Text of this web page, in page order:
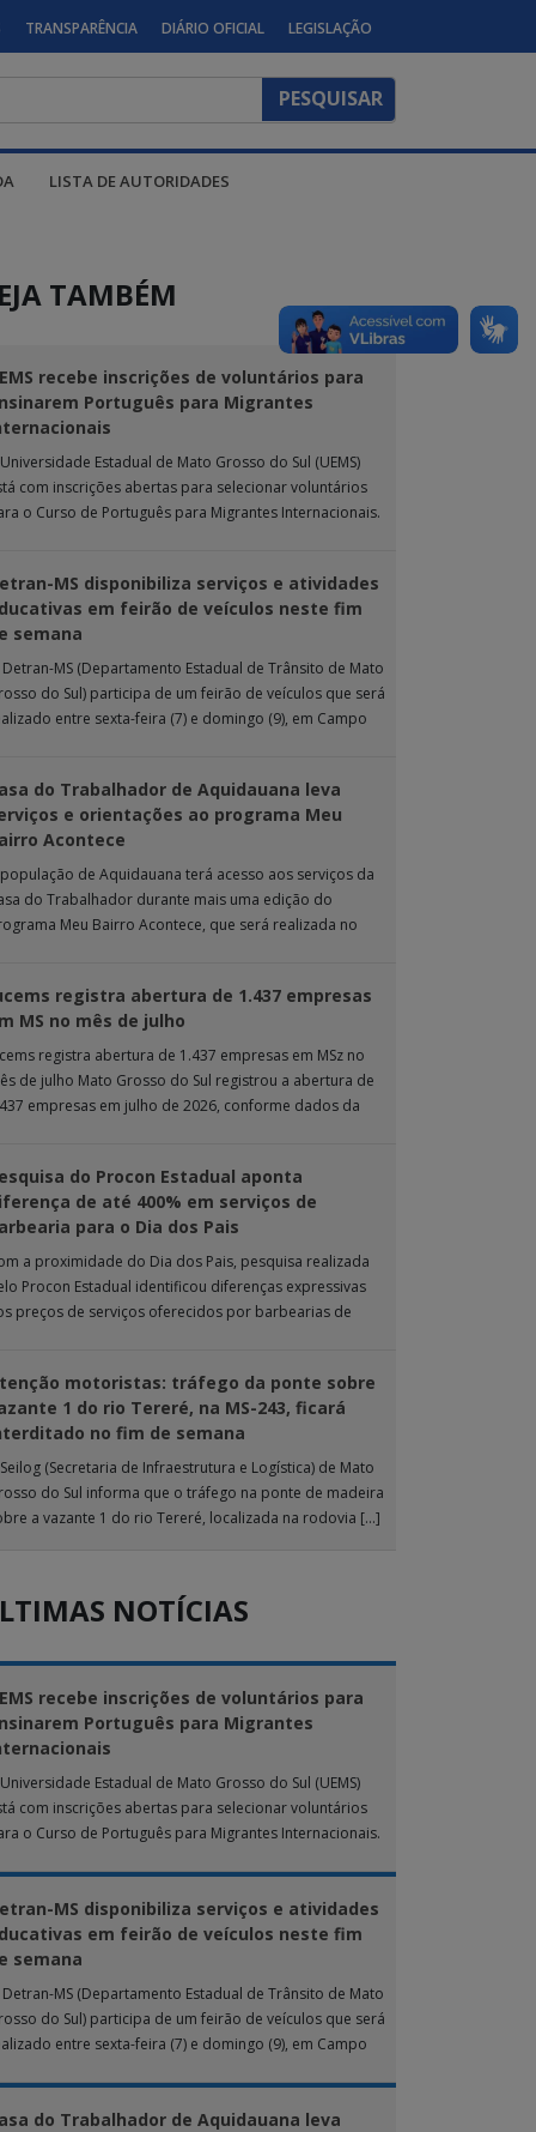
TRANSPARÊNCIA DIÁRIO OFICIAL LEGISLAÇÃO
LISTA DE AUTORIDADES
TAMBÉM
recebe inscrições de voluntários para
Português para Migrantes
Estadual de Mato Grosso do Sul (UEMS)
com inscrições abertas para selecionar voluntários
o Curso de Português para Migrantes Internacionais.
MS disponibiliza serviços e atividades
em feirão de veículos neste fim
semana
Detran-MS (Departamento Estadual de Trânsito de Mato
do Sul) participa de um feirão de veículos que será
entre sexta-feira (7) e domingo (9), em Campo
do Trabalhador de Aquidauana leva
e orientações ao programa Meu
Acontece
de Aquidauana terá acesso aos serviços da
do Trabalhador durante mais uma edição do
Meu Bairro Acontece, que será realizada no
registra abertura de 1.437 empresas
MS no mês de julho
registra abertura de 1.437 empresas em MSz no
de julho Mato Grosso do Sul registrou a abertura de
empresas em julho de 2026, conforme dados da
do Procon Estadual aponta
de até 400% em serviços de
para o Dia dos Pais
a proximidade do Dia dos Pais, pesquisa realizada
Procon Estadual identificou diferenças expressivas
preços de serviços oferecidos por barbearias de
motoristas: tráfego da ponte sobre
1 do rio Tereré, na MS-243, ficará
no fim de semana
(Secretaria de Infraestrutura e Logística) de Mato
do Sul informa que o tráfego na ponte de madeira
a vazante 1 do rio Tereré, localizada na rodovia […]
NOTÍCIAS
recebe inscrições de voluntários para
Português para Migrantes
Estadual de Mato Grosso do Sul (UEMS)
com inscrições abertas para selecionar voluntários
o Curso de Português para Migrantes Internacionais.
MS disponibiliza serviços e atividades
em feirão de veículos neste fim
semana
Detran-MS (Departamento Estadual de Trânsito de Mato
do Sul) participa de um feirão de veículos que será
entre sexta-feira (7) e domingo (9), em Campo
do Trabalhador de Aquidauana leva